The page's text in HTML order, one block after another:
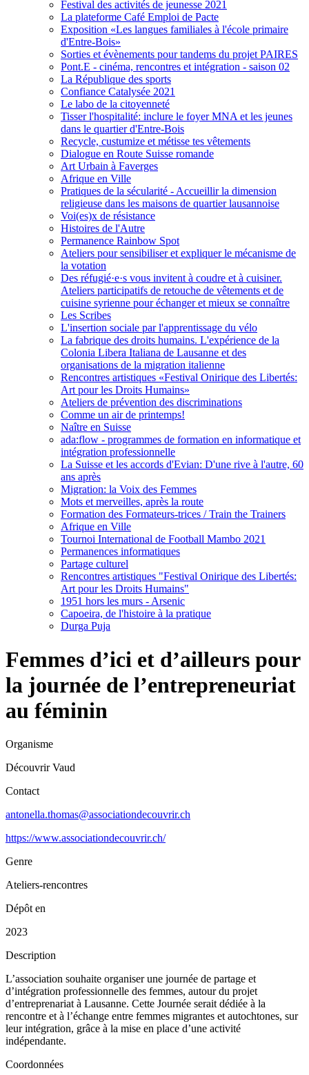
Festival des activités de jeunesse 2021
La plateforme Café Emploi de Pacte
Exposition «Les langues familiales à l'école primaire
d'Entre-Bois»
Sorties et évènements pour tandems du projet PAIRES
Pont.E - cinéma, rencontres et intégration - saison 02
La République des sports
Confiance Catalysée 2021
Le labo de la citoyenneté
Tisser l'hospitalité: inclure le foyer MNA et les jeunes
dans le quartier d'Entre-Bois
Recycle, custumize et métisse tes vêtements
Dialogue en Route Suisse romande
Art Urbain à Faverges
Afrique en Ville
Pratiques de la sécularité - Accueillir la dimension
religieuse dans les maisons de quartier lausannoise
Voi(es)x de résistance
Histoires de l'Autre
Permanence Rainbow Spot
Ateliers pour sensibiliser et expliquer le mécanisme de
la votation
Des réfugié·e·s vous invitent à coudre et à cuisiner.
Ateliers participatifs de retouche de vêtements et de
cuisine syrienne pour échanger et mieux se connaître
Les Scribes
L'insertion sociale par l'apprentissage du vélo
La fabrique des droits humains. L'expérience de la
Colonia Libera Italiana de Lausanne et des
organisations de la migration italienne
Rencontres artistiques «Festival Onirique des Libertés:
Art pour les Droits Humains»
Ateliers de prévention des discriminations
Comme un air de printemps!
Naître en Suisse
ada:flow - programmes de formation en informatique et
intégration professionnelle
La Suisse et les accords d'Evian: D'une rive à l'autre, 60
ans après
Migration: la Voix des Femmes
Mots et merveilles, après la route
Formation des Formateurs-trices / Train the Trainers
Afrique en Ville
Tournoi International de Football Mambo 2021
Permanences informatiques
Partage culturel
Rencontres artistiques "Festival Onirique des Libertés:
Art pour les Droits Humains"
1951 hors les murs - Arsenic
Capoeira, de l'histoire à la pratique
Durga Puja
Femmes d’ici et d’ailleurs pour
la journée de l’entrepreneuriat
au féminin
Organisme
Découvrir Vaud
Contact
antonella.thomas@associationdecouvrir.ch
https://www.associationdecouvrir.ch/
Genre
Ateliers-rencontres
Dépôt en
2023
Description
L’association souhaite organiser une journée de partage et
d’intégration professionnelle des femmes, autour du projet
d’entreprenariat à Lausanne. Cette Journée serait dédiée à la
rencontre et à l’échange entre femmes migrantes et autochtones, sur
leur intégration, grâce à la mise en place d’une activité
indépendante.
Coordonnées